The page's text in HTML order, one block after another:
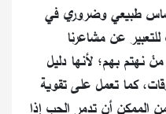
طبيعي وضروري في
عن مشاعرنا
نهتم بهم؛ لأنها دليل
كما تعمل على تقوية
الممكن أن تدمر الحب إذا